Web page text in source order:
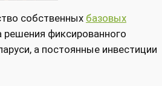
собственных базовых
решения фиксированного
а постоянные инвестиции